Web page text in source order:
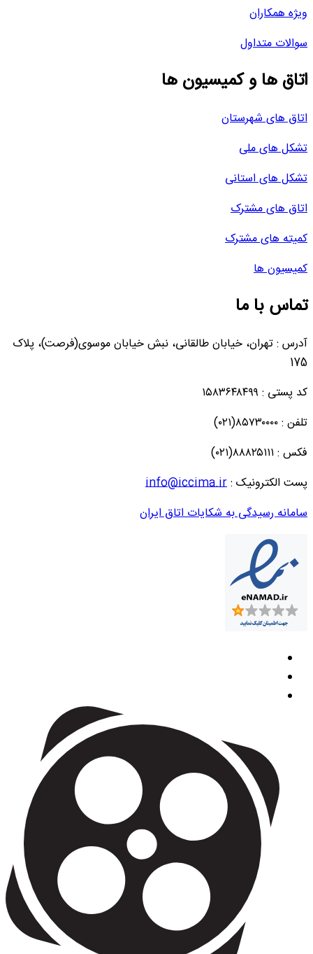
ویژه همکاران
سوالات متداول
اتاق ها و کمیسیون ها
اتاق های شهرستان
تشکل های ملی
تشکل های استانی
اتاق های مشترک
کمیته های مشترک
کمیسیون ها
تماس با ما
آدرس : تهران، خیابان طالقانی، نبش خیابان موسوی(فرصت)، پلاک
175
کد پستی : ۱۵۸۳۶۴۸۴۹۹
تلفن : ۸۵۷۳۰۰۰۰(۰۲۱)
فکس : ۸۸۸۲۵۱۱۱(۰۲۱)
پست الکترونیک :info@iccima.ir
سامانه رسیدگی به شکایات اتاق ایران